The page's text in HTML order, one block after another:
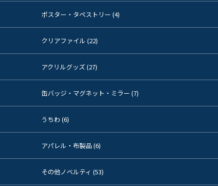
ポスター・タペストリー (4)
クリアファイル (22)
アクリルグッズ (27)
缶バッジ・マグネット・ミラー (7)
うちわ (6)
アパレル・布製品 (6)
その他ノベルティ (53)